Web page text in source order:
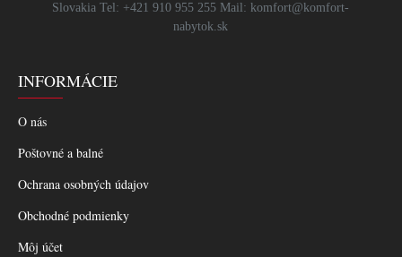
Slovakia Tel: +421 910 955 255 Mail: komfort@komfort-
nabytok.sk
INFORMÁCIE
O nás
Poštovné a balné
Ochrana osobných údajov
Obchodné podmienky
Môj účet